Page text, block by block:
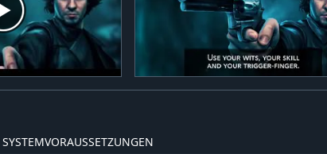
SYSTEMVORAUSSETZUNGEN